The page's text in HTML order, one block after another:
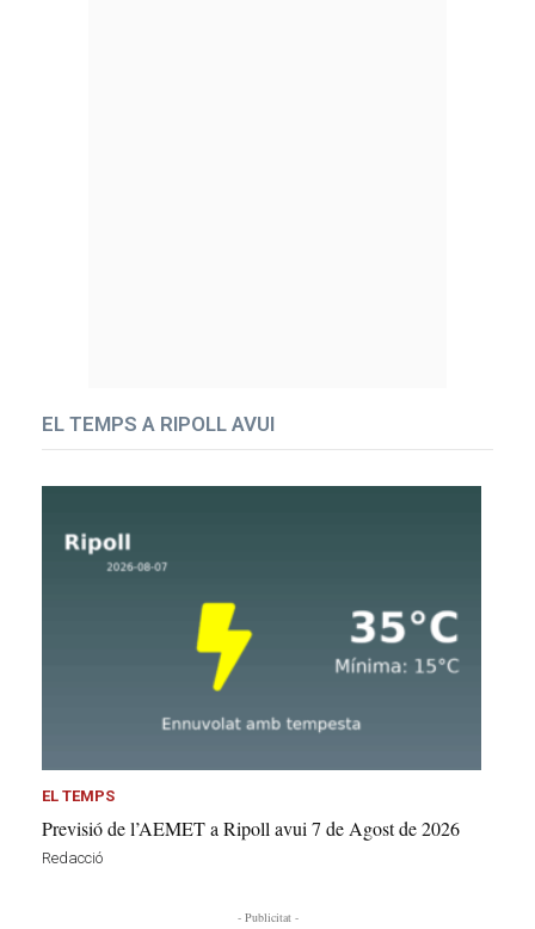
EL TEMPS A RIPOLL AVUI
EL TEMPS
Previsió de l’AEMET a Ripoll avui 7 de Agost de 2026
Redacció
- Publicitat -